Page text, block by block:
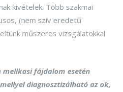
kivételek. Több szakmai
(nem szív eredetű
műszeres vizsgálatokkal
mellkasi fájdalom esetén
diagnosztizálható az ok,